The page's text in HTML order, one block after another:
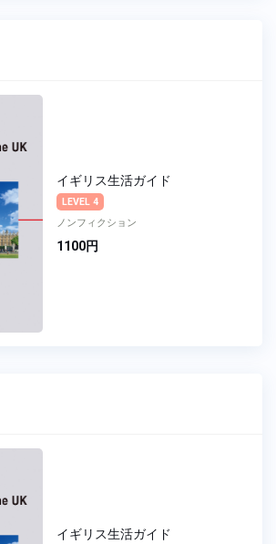
イギリス生活ガイド
LEVEL 4
ノンフィクション
1100円
イギリス生活ガイド